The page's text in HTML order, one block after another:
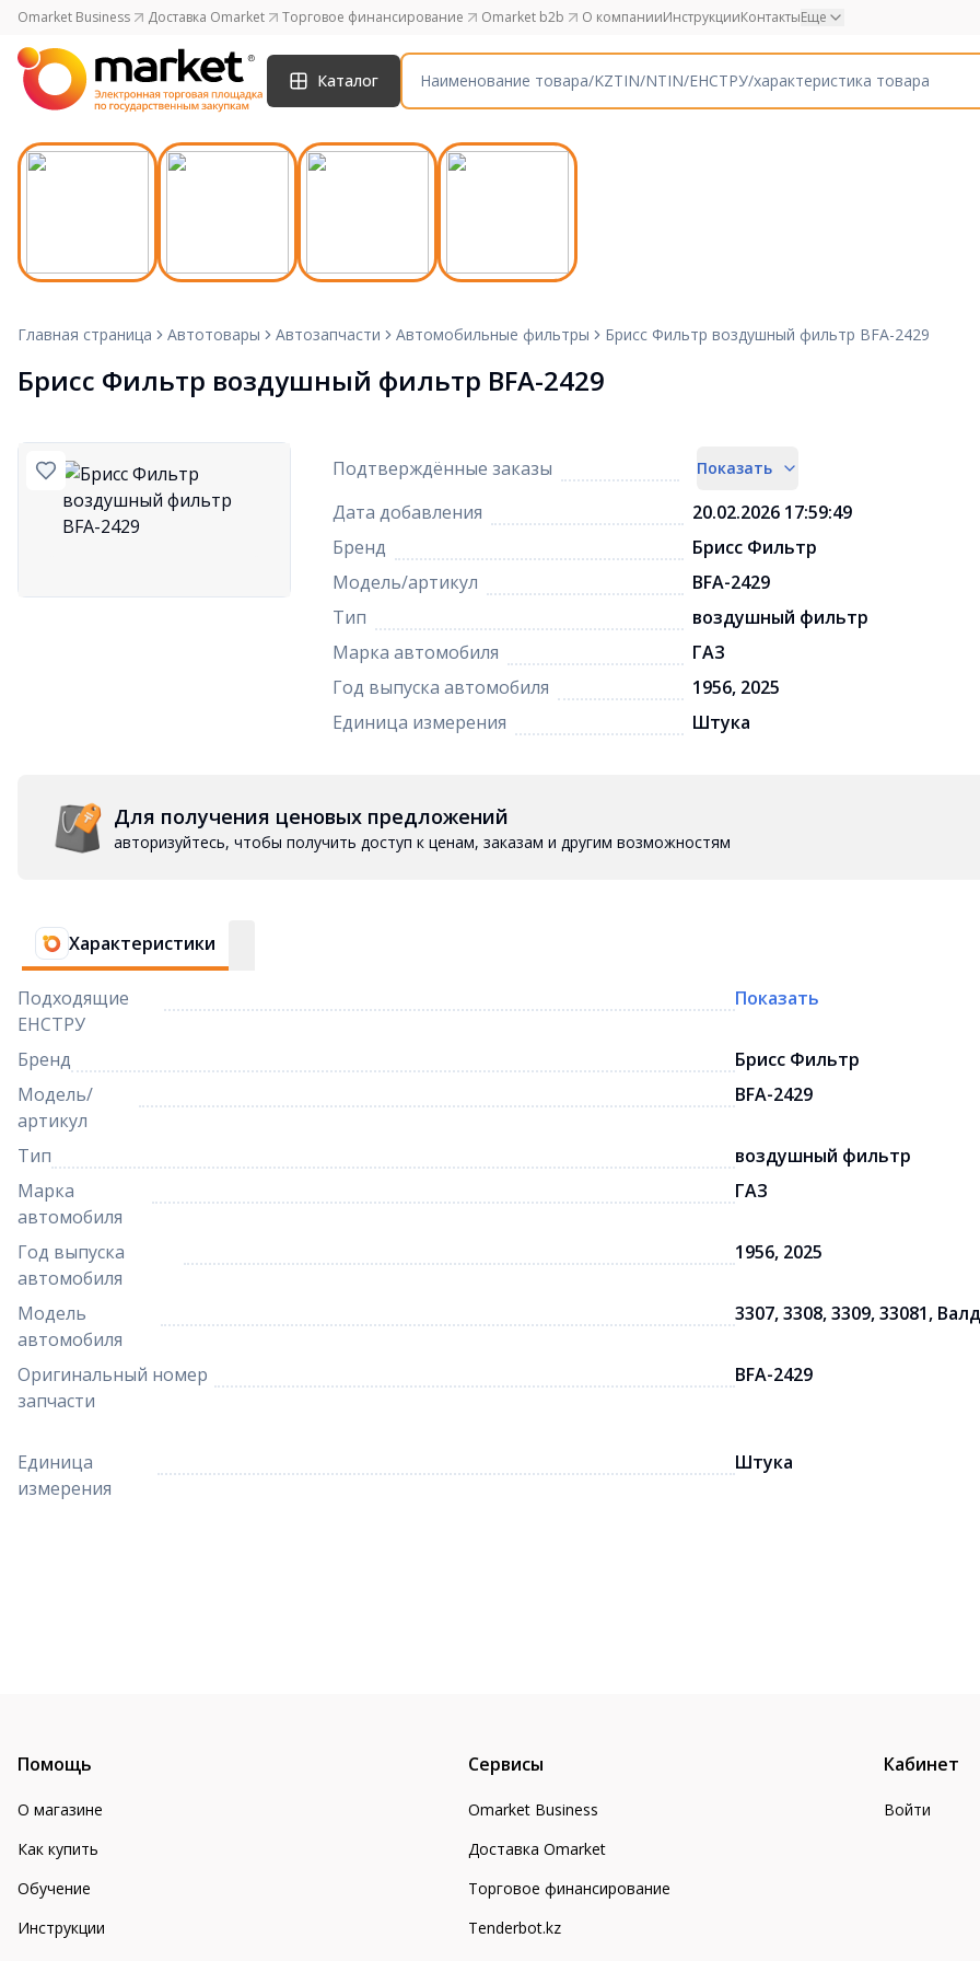
Omarket Business Доставка Omarket Торговое финансирование Omarket b2b О компанииИнструкцииКонтактыЕще
Каталог
Главная страница Автотовары Автозапчасти Автомобильные фильтры Брисс Фильтр воздушный фильтр BFA-2429
Брисс Фильтр воздушный фильтр BFA-2429
Подтверждённые заказы Показать
Дата добавления
20.02.2026 17:59:49
Бренд
Брисс Фильтр
Модель/артикул
BFA-2429
Тип
воздушный фильтр
Марка автомобиля
ГАЗ
Год выпуска автомобиля
1956, 2025
Единица измерения
Штука
Для получения ценовых предложений
авторизуйтесь, чтобы получить доступ к ценам, заказам и другим возможностям
Характеристики
Подходящие
ЕНСТРУ
Показать
Бренд
Брисс Фильтр
Модель/
артикул
BFA-2429
Тип
воздушный фильтр
Марка
автомобиля
ГАЗ
Год выпуска
автомобиля
1956, 2025
Модель
автомобиля
3307, 3308, 3309, 33081,
Оригинальный номер
запчасти
BFA-2429
Единица
измерения
Штука
Помощь
О магазине
Как купить
Обучение
Инструкции
Сервисы
Omarket Business
Доставка Omarket
Торговое финансирование
Tenderbot.kz
Кабинет
Войти